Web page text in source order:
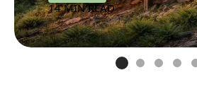
14 MIN READ